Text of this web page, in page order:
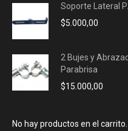
Soporte Lateral
$5.000,00
2 Bujes y
Parabrisa
$15.000,00
No hay productos en el carrito.